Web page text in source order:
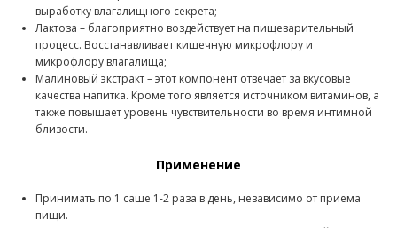
выработку влагалищного секрета;
Лактоза – благоприятно воздействует на пищеварительный
процесс. Восстанавливает кишечную микрофлору и
микрофлору влагалища;
Малиновый экстракт – этот компонент отвечает за вкусовые
качества напитка. Кроме того является источником витаминов, а
также повышает уровень чувствительности во время интимной
близости.
Применение
Принимать по 1 саше 1-2 раза в день, независимо от приема
пищи.